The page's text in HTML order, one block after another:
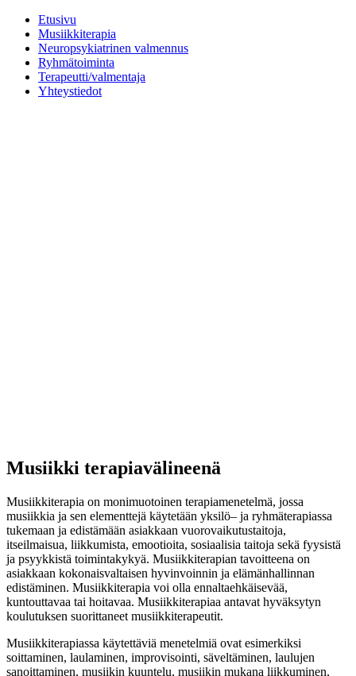
Etusivu
Musiikkiterapia
Neuropsykiatrinen valmennus
Ryhmätoiminta
Terapeutti/​valmentaja
Yhteystiedot
Musiikki terapiavälineenä
Musiikkiterapia on monimuotoinen terapiamenetelmä, jossa
musiikkia ja sen elementtejä käytetään yksilö– ja ryhmäterapiassa
tukemaan ja edistämään asiakkaan vuorovaikutustaitoja,
itseilmaisua, liikkumista, emootioita, sosiaalisia taitoja sekä fyysistä
ja psyykkistä toimintakykyä. Musiikkiterapian tavoitteena on
asiakkaan kokonaisvaltaisen hyvinvoinnin ja elämänhallinnan
edistäminen. Musiikkiterapia voi olla ennaltaehkäisevää,
kuntouttavaa tai hoitavaa. Musiikkiterapiaa antavat hyväksytyn
koulutuksen suorittaneet musiikkiterapeutit.
Musiikkiterapiassa käytettäviä menetelmiä ovat esimerkiksi
soittaminen, laulaminen, improvisointi, säveltäminen, laulujen
sanoittaminen, musiikin kuuntelu, musiikin mukana liikkuminen,